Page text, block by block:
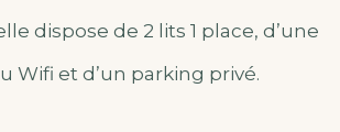
dispose de 2 lits 1 place, d’une
Wifi et d’un parking privé.